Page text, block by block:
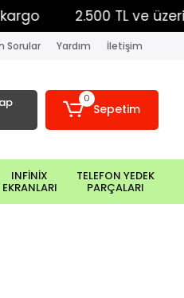
2.500 TL ve üzeri →
Sorular Yardım İletişim
0
Sepetim
INFİNİX
EKRANLARI
TELEFON YEDEK
PARÇALARI